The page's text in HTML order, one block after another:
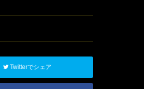
Twitterでシェア